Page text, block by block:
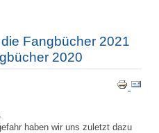
Fangbücher 2021
2020
haben wir uns zuletzt dazu